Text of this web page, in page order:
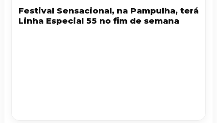
Festival Sensacional, na Pampulha, terá
Linha Especial 55 no fim de semana